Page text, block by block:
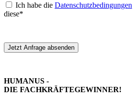
Ich habe die Datenschutzbedingungen
diese*
Jetzt Anfrage absenden
HUMANUS -
DIE FACHKRÄFTE­GEWINNER!